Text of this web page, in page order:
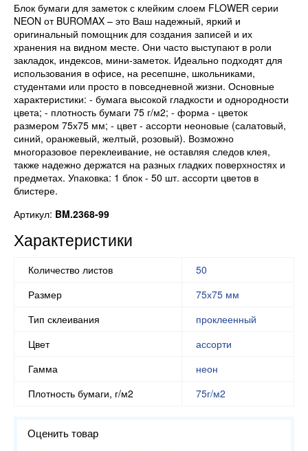
Блок бумаги для заметок с клейким слоем FLOWER серии
NEON от BUROMAX – это Ваш надежный, яркий и
оригинальный помощник для создания записей и их
хранения на видном месте. Они часто выступают в роли
закладок, индексов, мини-заметок. Идеально подходят для
использования в офисе, на ресепшне, школьниками,
студентами или просто в повседневной жизни. Основные
характеристики: - бумага высокой гладкости и однородности
цвета; - плотность бумаги 75 г/м2; - форма - цветок
размером 75х75 мм; - цвет - ассорти неоновые (салатовый,
синий, оранжевый, желтый, розовый). Возможно
многоразовое переклеивание, не оставляя следов клея,
также надежно держатся на разных гладких поверхностях и
предметах. Упаковка: 1 блок - 50 шт. ассорти цветов в
блистере.
Артикул: BM.2368-99
Характеристики
Количество листов
50
Размер
75х75 мм
Тип склеивания
проклеенный
Цвет
ассорти
Гамма
неон
Плотность бумаги, г/м2
75г/м2
Оценить товар